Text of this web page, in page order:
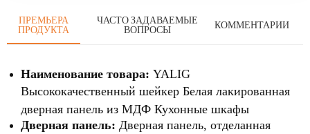
ПРЕМЬЕРА
ПРОДУКТА
ЧАСТО ЗАДАВАЕМЫЕ
ВОПРОСЫ КОММЕНТАРИИ
Наименование товара: YALIG
Высококачественный шейкер Белая лакированная
дверная панель из МДФ Кухонные шкафы
Дверная панель: Дверная панель, отделанная